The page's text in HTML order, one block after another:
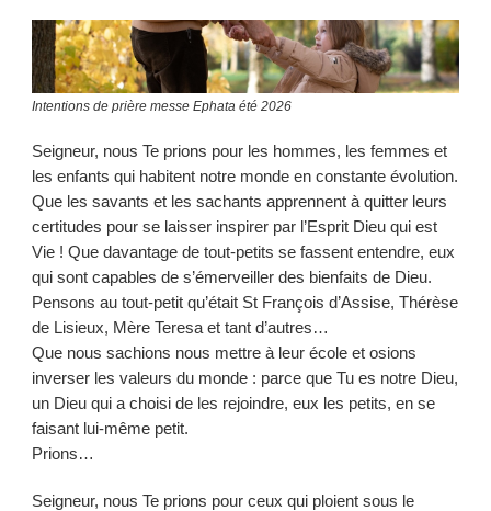
Intentions de prière messe Ephata été 2026
Seigneur, nous Te prions pour les hommes, les femmes et
les enfants qui habitent notre monde en constante évolution.
Que les savants et les sachants apprennent à quitter leurs
certitudes pour se laisser inspirer par l’Esprit Dieu qui est
Vie ! Que davantage de tout-petits se fassent entendre, eux
qui sont capables de s’émerveiller des bienfaits de Dieu.
Pensons au tout-petit qu’était St François d’Assise, Thérèse
de Lisieux, Mère Teresa et tant d’autres…
Que nous sachions nous mettre à leur école et osions
inverser les valeurs du monde : parce que Tu es notre Dieu,
un Dieu qui a choisi de les rejoindre, eux les petits, en se
faisant lui-même petit.
Prions…
Seigneur, nous Te prions pour ceux qui ploient sous le